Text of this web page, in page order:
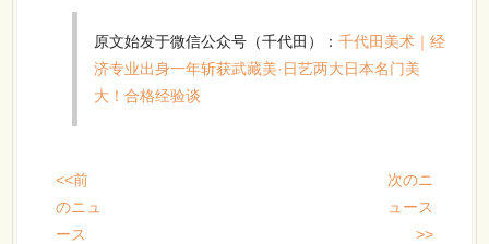
原文始发于微信公众号（千代田）：千代田美术｜经
济专业出身一年斩获武藏美·日艺两大日本名门美
大！合格经验谈
<<前
のニュ
ース
次のニ
ュース
>>